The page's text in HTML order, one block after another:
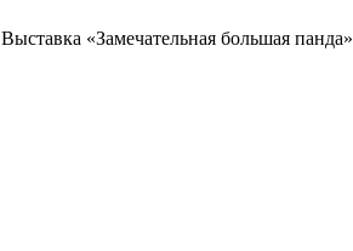
Выставка «Замечательная большая панда»